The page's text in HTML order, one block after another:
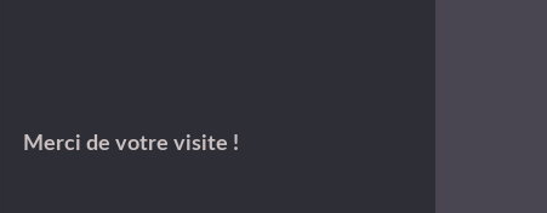
Merci de votre visite !